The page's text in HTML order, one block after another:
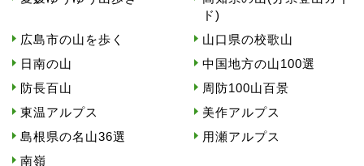
ド)
広島市の山を歩く
山口県の校歌山
日南の山
中国地方の山100選
防長百山
周防100山百景
東温アルプス
美作アルプス
島根県の名山36選
用瀬アルプス
南嶺